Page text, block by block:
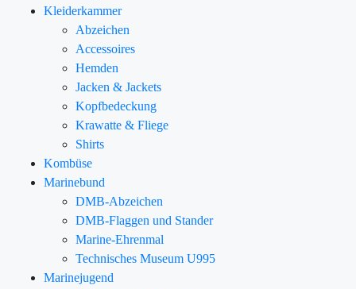
Kleiderkammer
Abzeichen
Accessoires
Hemden
Jacken & Jackets
Kopfbedeckung
Krawatte & Fliege
Shirts
Kombüse
Marinebund
DMB-Abzeichen
DMB-Flaggen und Stander
Marine-Ehrenmal
Technisches Museum U995
Marinejugend